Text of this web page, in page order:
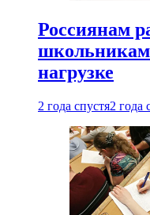
Россиянам
нагрузке
2 года спустя2 года